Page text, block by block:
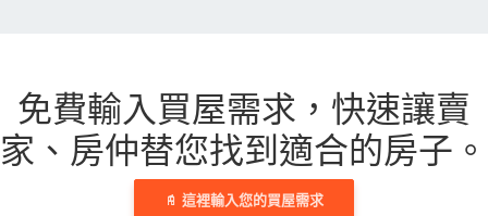
免費輸入買屋需求， 快速讓賣
家、房仲替您找到適合的房子。
這裡輸入您的買屋需求